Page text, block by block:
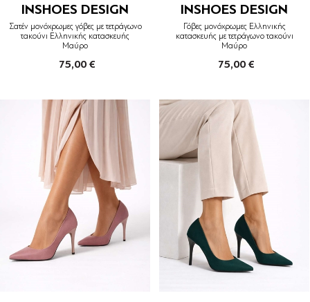
INSHOES DESIGN
Σατέν μονόχρωμες γόβες με τετράγωνο
τακούνι Ελληνικής κατασκευής
Μαύρο
75,00 €
INSHOES DESIGN
Γόβες μονόχρωμες Ελληνικής
κατασκευής με τετράγωνο τακούνι
Μαύρο
75,00 €